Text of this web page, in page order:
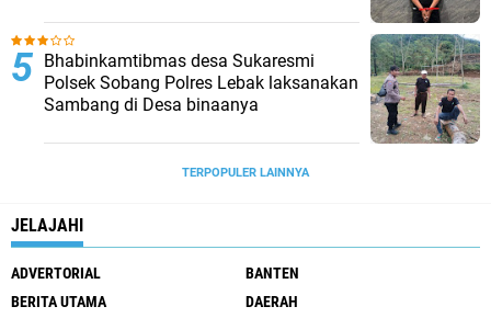
Bhabinkamtibmas desa Sukaresmi
Polsek Sobang Polres Lebak laksanakan
Sambang di Desa binaanya
TERPOPULER LAINNYA
JELAJAHI
ADVERTORIAL
BANTEN
BERITA UTAMA
DAERAH